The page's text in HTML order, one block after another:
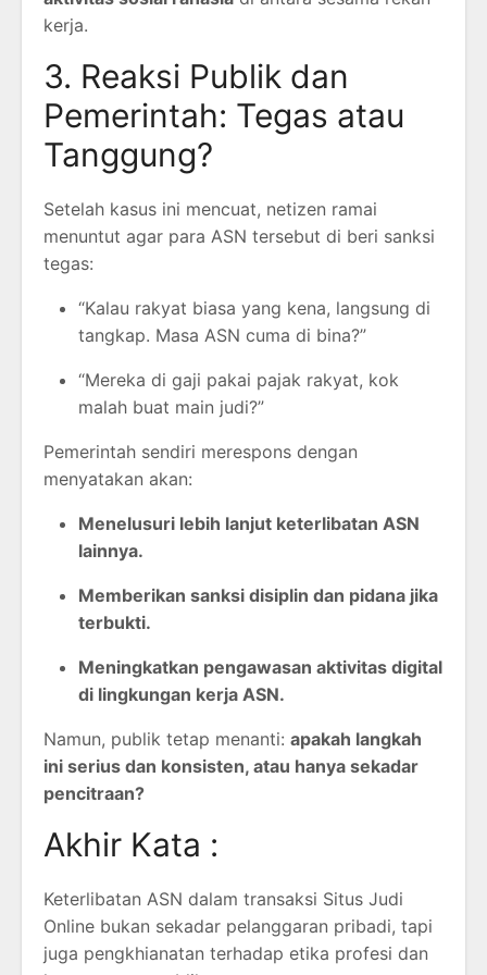
kerja.
3. Reaksi Publik dan
Pemerintah: Tegas atau
Tanggung?
Setelah kasus ini mencuat, netizen ramai
menuntut agar para ASN tersebut di beri sanksi
tegas:
“Kalau rakyat biasa yang kena, langsung di
tangkap. Masa ASN cuma di bina?”
“Mereka di gaji pakai pajak rakyat, kok
malah buat main judi?”
Pemerintah sendiri merespons dengan
menyatakan akan:
Menelusuri lebih lanjut keterlibatan ASN
lainnya.
Memberikan sanksi disiplin dan pidana jika
terbukti.
Meningkatkan pengawasan aktivitas digital
di lingkungan kerja ASN.
Namun, publik tetap menanti: apakah langkah
ini serius dan konsisten, atau hanya sekadar
pencitraan?
Akhir Kata :
Keterlibatan ASN dalam transaksi Situs Judi
Online bukan sekadar pelanggaran pribadi, tapi
juga pengkhianatan terhadap etika profesi dan